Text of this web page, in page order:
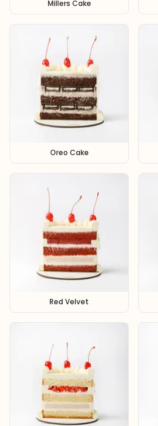
Millers Cake
Oreo Cake
Red Velvet